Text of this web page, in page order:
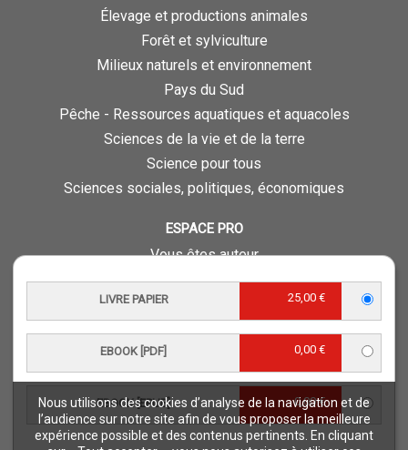
Nous utilisons des cookies d’analyse de la navigation et de
l’audience sur notre site afin de vous proposer la meilleure
expérience possible et des contenus pertinents. En cliquant
LIVRE PAPIER 25,00 €
EBOOK [PDF] 0,00 €
EBOOK [EPUB] 0,00 €
Élevage et productions animales
Forêt et sylviculture
Milieux naturels et environnement
Pays du Sud
Pêche - Ressources aquatiques et aquacoles
Sciences de la vie et de la terre
Science pour tous
Sciences sociales, politiques, économiques
ESPACE PRO
Vous êtes auteur
Vous êtes journaliste
Vous êtes libraire
Foreign rights
Procédure d'évaluation
NOTRE SITE
Quae © 2018